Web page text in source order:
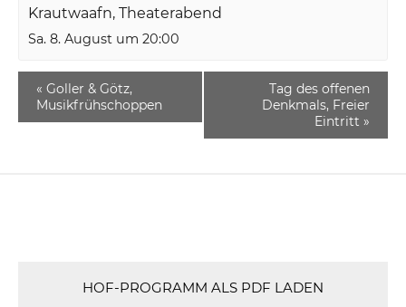
Krautwaafn, Theaterabend
Sa. 8. August um 20:00
« Goller & Götz,
Musikfrühschoppen
Tag des offenen
Denkmals, Freier
Eintritt »
HOF-PROGRAMM ALS PDF LADEN